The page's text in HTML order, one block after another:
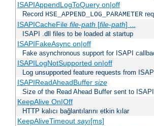
ISAPIAppendLogToQuery on|off
Record HSE_APPEND_LOG_PARAMETER
ISAPICacheFile file-path [file-path] ...
ISAPI .dll files to be loaded at startup
ISAPIFakeAsync on|off
Fake asynchronous support for ISAPI
ISAPILogNotSupported on|off
Log unsupported feature requests from
ISAPIReadAheadBuffer size
Size of the Read Ahead Buffer sent to
KeepAlive On|Off
HTTP kalıcı bağlantılarını etkin kılar
KeepAliveTimeout sayı[ms]